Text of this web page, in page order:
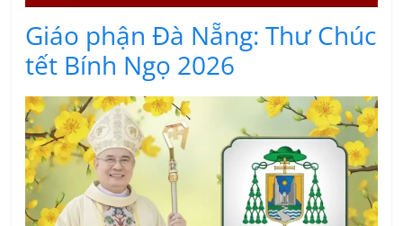
Giáo phận Đà Nẵng: Thư Chúc
tết Bính Ngọ 2026